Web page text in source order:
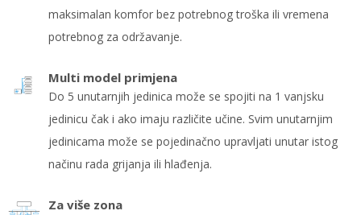
maksimalan komfor bez potrebnog troška ili vremena
potrebnog za održavanje.
Multi model primjena
Do 5 unutarnjih jedinica može se spojiti na 1 vanjsku
jedinicu čak i ako imaju različite učine. Svim unutarnjim
jedinicama može se pojedinačno upravljati unutar istog
načinu rada grijanja ili hlađenja.
Za više zona